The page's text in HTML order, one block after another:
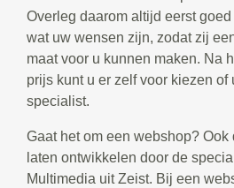
Overleg daarom altijd eerst
wat uw wensen zijn, zodat zij
maat voor u kunnen maken. Na
prijs kunt u er zelf voor kiezen of
specialist.
Gaat het om een webshop?
laten ontwikkelen door de
Multimedia uit Zeist. Bij een